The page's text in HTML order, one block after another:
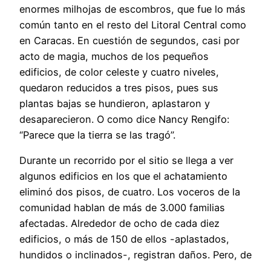
enormes milhojas de escombros, que fue lo más
común tanto en el resto del Litoral Central como
en Caracas. En cuestión de segundos, casi por
acto de magia, muchos de los pequeños
edificios, de color celeste y cuatro niveles,
quedaron reducidos a tres pisos, pues sus
plantas bajas se hundieron, aplastaron y
desaparecieron. O como dice Nancy Rengifo:
“Parece que la tierra se las tragó”.
Durante un recorrido por el sitio se llega a ver
algunos edificios en los que el achatamiento
eliminó dos pisos, de cuatro. Los voceros de la
comunidad hablan de más de 3.000 familias
afectadas. Alrededor de ocho de cada diez
edificios, o más de 150 de ellos -aplastados,
hundidos o inclinados-, registran daños. Pero, de